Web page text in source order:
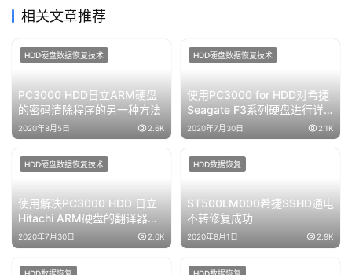
相关文章推荐
PC3000 HDD日立ARM硬盘
的密码清除程序的另一种方法
2020年8月5日 2.6K
HDD硬盘数据恢复技术
使用PC3000 for HDD对希捷
Seagate F3系列硬盘进行详
细的故障检测与恢复
2020年7月30日 2.1K
HDD硬盘数据恢复技术
使用解决PC3000 HDD 日立
Hitachi ARM硬盘的翻译器问
题和硬盘ID问题
2020年7月30日 2.0K
HDD硬盘数据恢复技术
ST500LM000希捷SSHD通电
不转修复成功
2020年8月1日 2.9K
HDD数据恢复